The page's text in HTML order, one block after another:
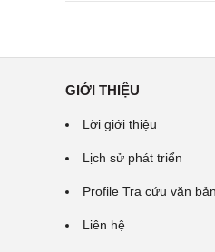
GIỚI THIỆU
Lời giới thiệu
Lịch sử phát triển
Profile Tra cứu văn bản
Liên hệ